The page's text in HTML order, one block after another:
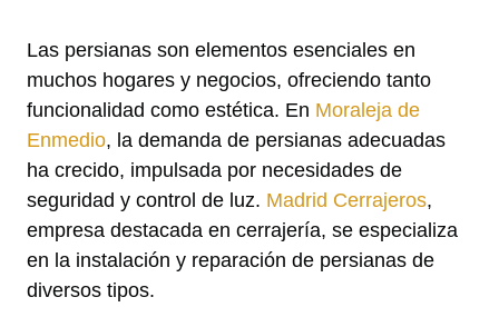
Las persianas son elementos esenciales en
muchos hogares y negocios, ofreciendo tanto
funcionalidad como estética. En Moraleja de
Enmedio, la demanda de persianas adecuadas
ha crecido, impulsada por necesidades de
seguridad y control de luz. Madrid Cerrajeros,
empresa destacada en cerrajería, se especializa
en la instalación y reparación de persianas de
diversos tipos.